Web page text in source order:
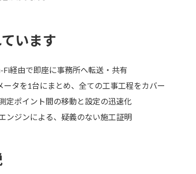
います
経由で即座に事務所へ転送・共有
タを1台にまとめ、全ての工事工程をカバー
定ポイント間の移動と設定の迅速化
ンジンによる、疑義のない施工証明